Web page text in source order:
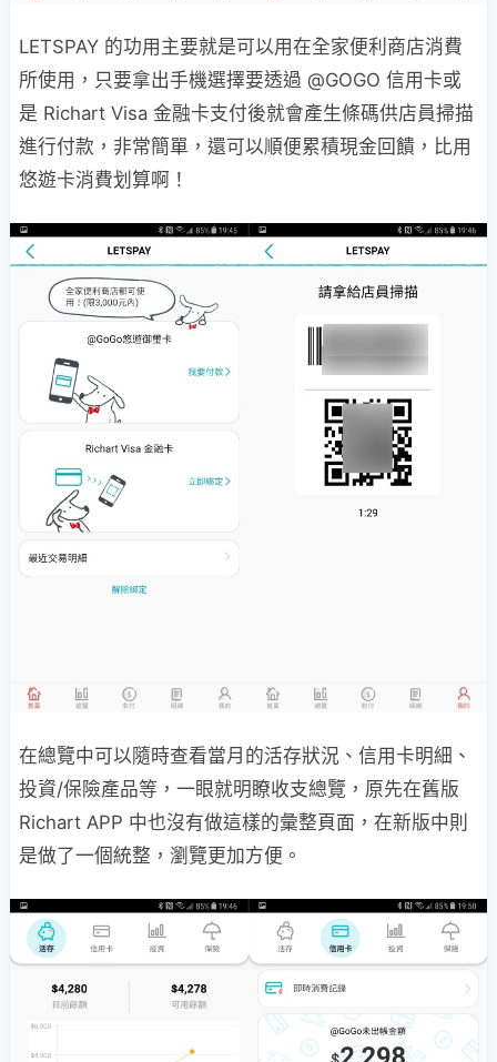
LETSPAY 的功用主要就是可以用在全家便利商店消費
所使用，只要拿出手機選擇要透過 @GOGO 信用卡或
是 Richart Visa 金融卡支付後就會產生條碼供店員掃描
進行付款，非常簡單，還可以順便累積現金回饋，比用
悠遊卡消費划算啊！
在總覽中可以隨時查看當月的活存狀況、信用卡明細、
投資/保險產品等，一眼就明瞭收支總覽，原先在舊版
Richart APP 中也沒有做這樣的彙整頁面，在新版中則
是做了一個統整，瀏覽更加方便。